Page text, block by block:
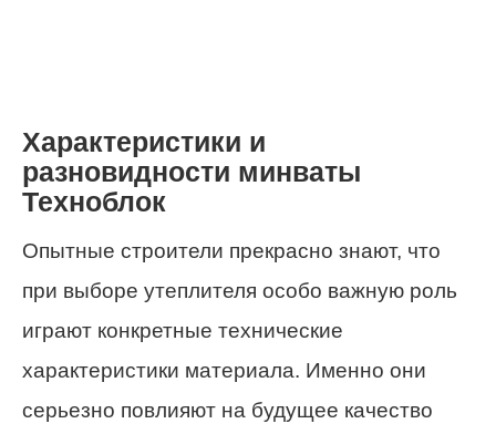
Характеристики и
разновидности минваты
Техноблок
Опытные строители прекрасно знают, что
при выборе утеплителя особо важную роль
играют конкретные технические
характеристики материала. Именно они
серьезно повлияют на будущее качество